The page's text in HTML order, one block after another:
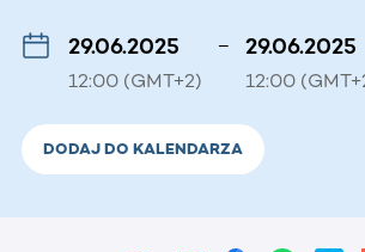
29.06.2025
12:00 (GMT+2)
– 29.06.2025
12:00
DODAJ DO KALENDARZA